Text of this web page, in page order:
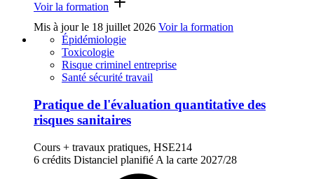
Voir la formation
Mis à jour le 18 juillet 2026 Voir la formation
Épidémiologie
Toxicologie
Risque criminel entreprise
Santé sécurité travail
Pratique de l'évaluation quantitative des
risques sanitaires
Cours + travaux pratiques, HSE214
6 crédits Distanciel planifié A la carte 2027/28